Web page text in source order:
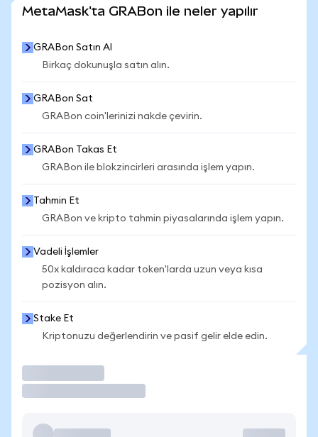
MetaMask'ta GRABon ile neler yapılır
GRABon Satın Al
Birkaç dokunuşla satın alın.
GRABon Sat
GRABon coin'lerinizi nakde çevirin.
GRABon Takas Et
GRABon ile blokzincirleri arasında işlem yapın.
Tahmin Et
GRABon ve kripto tahmin piyasalarında işlem yapın.
Vadeli İşlemler
50x kaldıraca kadar token'larda uzun veya kısa
pozisyon alın.
Stake Et
Kriptonuzu değerlendirin ve pasif gelir elde edin.